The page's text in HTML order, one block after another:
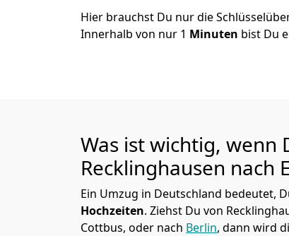
Hier brauchst Du nur die
Innerhalb von nur 1 Minuten bist Du
Was ist wichtig, wenn
Recklinghausen nach
Ein Umzug in Deutschland bedeutet,
Hochzeiten. Ziehst Du von
Cottbus, oder nach Berlin, dann wird